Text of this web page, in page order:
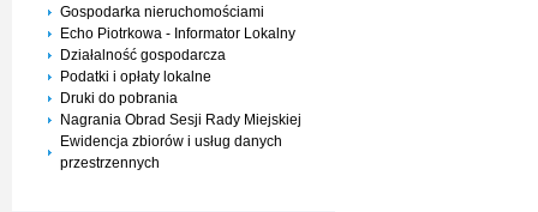
Gospodarka nieruchomościami
Echo Piotrkowa - Informator Lokalny
Działalność gospodarcza
Podatki i opłaty lokalne
Druki do pobrania
Nagrania Obrad Sesji Rady Miejskiej
Ewidencja zbiorów i usług danych
przestrzennych